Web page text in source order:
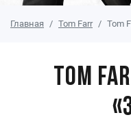
Главная Tom Farr Tom
Tom